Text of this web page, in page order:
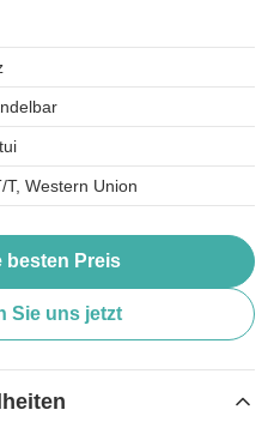
T, Western Union
besten Preis
Sie uns jetzt